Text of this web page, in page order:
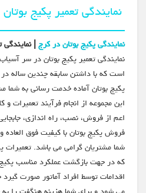
نمایندگی تعمیر پکیج
نمایندگی پکیج بوتان در کرج| نمایندگی
نمایندگی تعمیر پکیج بوتان در سر
است که با داشتن سابقه چندین ساله
پکیج بوتان آماده خدمت رسانی به
این مجموعه از انجام فرآیند تعمیرات و
اعم از فروش، نصب، راه اندازی،
فروش پکیج بوتان با کیفیت فوق
شما مشتریان گرامی می باشد. تعمیرات
که در جهت بازگشت عملکرد مناسب
اقدامات توسط افراد آماتور صورت